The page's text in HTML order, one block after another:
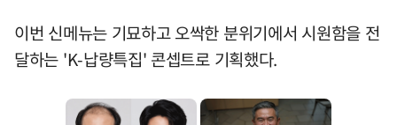
이번 신메뉴는 기묘하고 오싹한 분위기에서 시원함을 전
달하는 'K-납량특집' 콘셉트로 기획했다.